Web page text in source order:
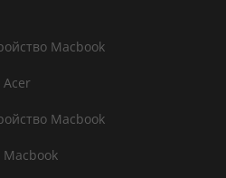
Macbook
Acer
Macbook